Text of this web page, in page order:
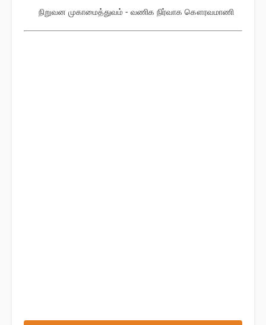
நிறுவன முகாமைத்துவம் - வணிக நிர்வாக கௌரவமாணி